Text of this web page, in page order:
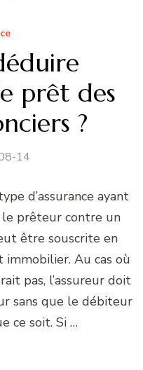
prêt des
?
14
d’assurance ayant
prêteur contre un
être souscrite en
Au cas où
pas, l’assureur doit
sans que le débiteur
ce soit. Si …